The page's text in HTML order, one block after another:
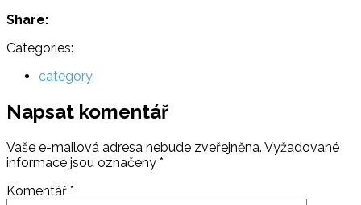
Share:
Categories:
category
Napsat komentář
Vaše e-mailová adresa nebude zveřejněna. Vyžadované
informace jsou označeny *
Komentář *